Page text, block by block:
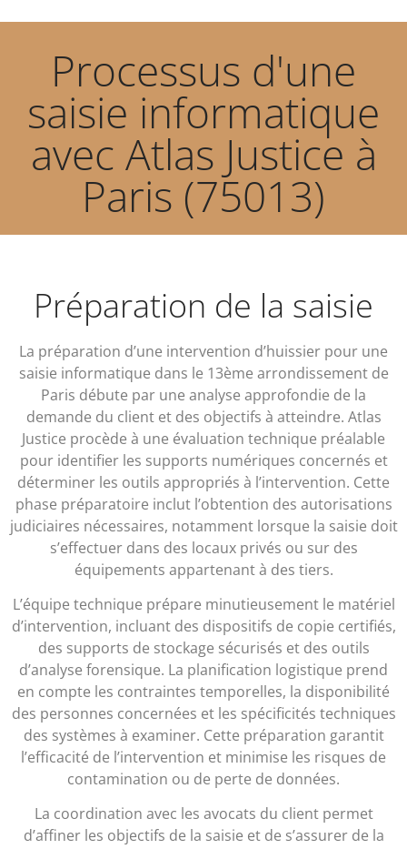
Processus d'une
saisie informatique
avec Atlas Justice à
Paris (75013)
Préparation de la saisie
La préparation d’une intervention d’huissier pour une
saisie informatique dans le 13ème arrondissement de
Paris débute par une analyse approfondie de la
demande du client et des objectifs à atteindre. Atlas
Justice procède à une évaluation technique préalable
pour identifier les supports numériques concernés et
déterminer les outils appropriés à l’intervention. Cette
phase préparatoire inclut l’obtention des autorisations
judiciaires nécessaires, notamment lorsque la saisie doit
s’effectuer dans des locaux privés ou sur des
équipements appartenant à des tiers.
L’équipe technique prépare minutieusement le matériel
d’intervention, incluant des dispositifs de copie certifiés,
des supports de stockage sécurisés et des outils
d’analyse forensique. La planification logistique prend
en compte les contraintes temporelles, la disponibilité
des personnes concernées et les spécificités techniques
des systèmes à examiner. Cette préparation garantit
l’efficacité de l’intervention et minimise les risques de
contamination ou de perte de données.
La coordination avec les avocats du client permet
d’affiner les objectifs de la saisie et de s’assurer de la